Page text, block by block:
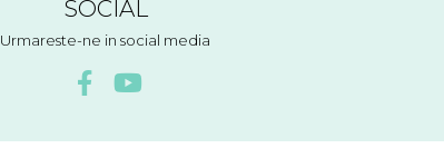
SOCIAL
Urmareste-ne in social media